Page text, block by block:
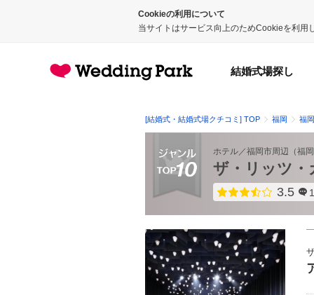
Cookieの利用について
当サイトはサービス向上のためCookieを利
結婚式場探し
[結婚式・結婚式場クチコミ] TOP 福岡 福
ホテル／福岡市周辺 （福
ザ・リッツ・
点数
3.5